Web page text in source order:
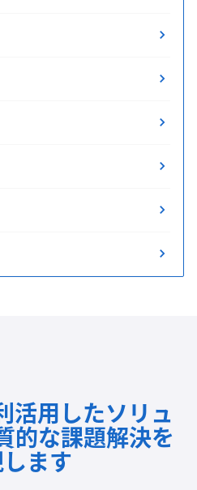
用したソリュ
的な課題解決を
ます